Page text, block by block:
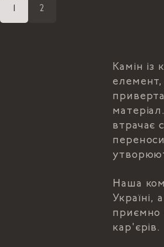
2
Камін
втрачає
Наша
Україні,
приємно
кар'єрів.